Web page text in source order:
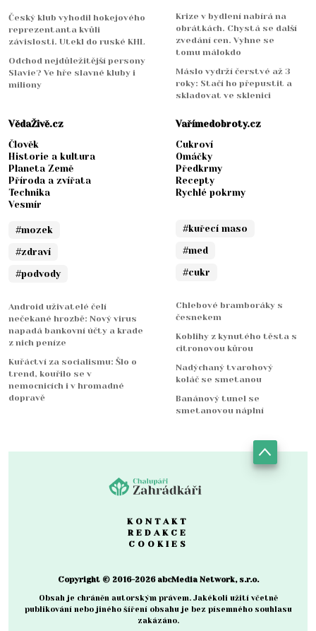
Český klub vyhodil hokejového
reprezentanta kvůli
závislosti. Utekl do ruské KHL
Odchod nejdůležitější persony
Slavie? Ve hře slavné kluby i
miliony
Krize v bydlení nabírá na
obrátkách. Chystá se další
zvedání cen. Vyhne se
tomu málokdo
Máslo vydrží čerstvé až 3
roky: Stačí ho přepustit a
skladovat ve sklenici
VědaŽivě.cz
Člověk
Historie a kultura
Planeta Země
Příroda a zvířata
Technika
Vesmír
#mozek
#zdraví
#podvody
Android uživatelé čelí
nečekané hrozbě: Nový virus
napadá bankovní účty a krade
z nich peníze
Kuřáctví za socialismu: Šlo o
trend, kouřilo se v
nemocnicích i v hromadné
dopravě
Vařímedobroty.cz
Cukroví
Omáčky
Předkrmy
Recepty
Rychlé pokrmy
#kuřecí maso
#med
#cukr
Chlebové bramboráky s
česnekem
Koblihy z kynutého těsta s
citronovou kůrou
Nadýchaný tvarohový
koláč se smetanou
Banánový tunel se
smetanovou náplní
KONTAKT
REDAKCE
COOKIES
Copyright © 2016-2026 abcMedia Network, s.r.o.
Obsah je chráněn autorským právem. Jakékoli užití včetně
publikování nebo jiného šíření obsahu je bez písemného souhlasu
zakázáno.